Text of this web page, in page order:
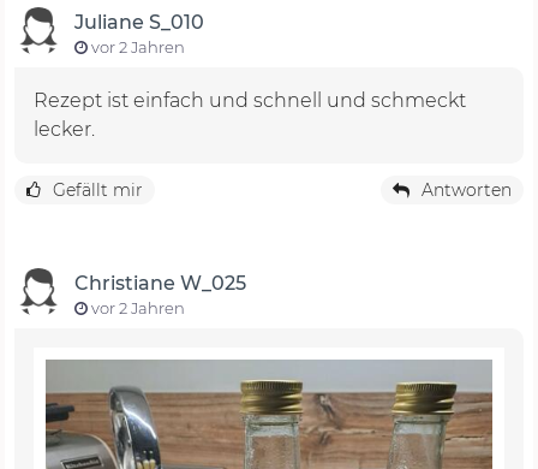
Juliane S_010
vor 2 Jahren
Rezept ist einfach und schnell und schmeckt
lecker.
Gefällt mir Antworten
Christiane W_025
vor 2 Jahren